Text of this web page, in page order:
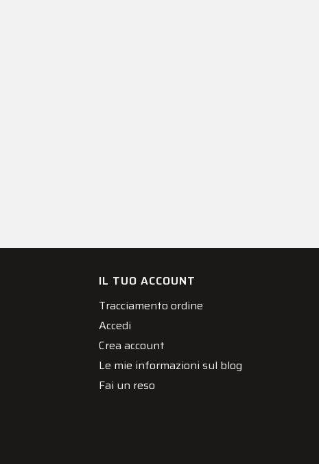
IL TUO ACCOUNT
Tracciamento ordine
Accedi
Crea account
Le mie informazioni sul blog
Fai un reso